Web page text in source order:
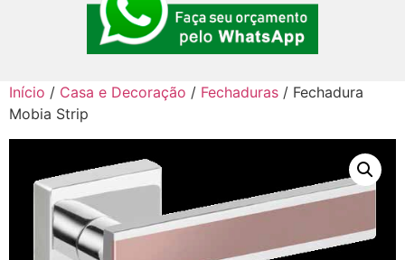
Início / Casa e Decoração / Fechaduras / Fechadura
Mobia Strip